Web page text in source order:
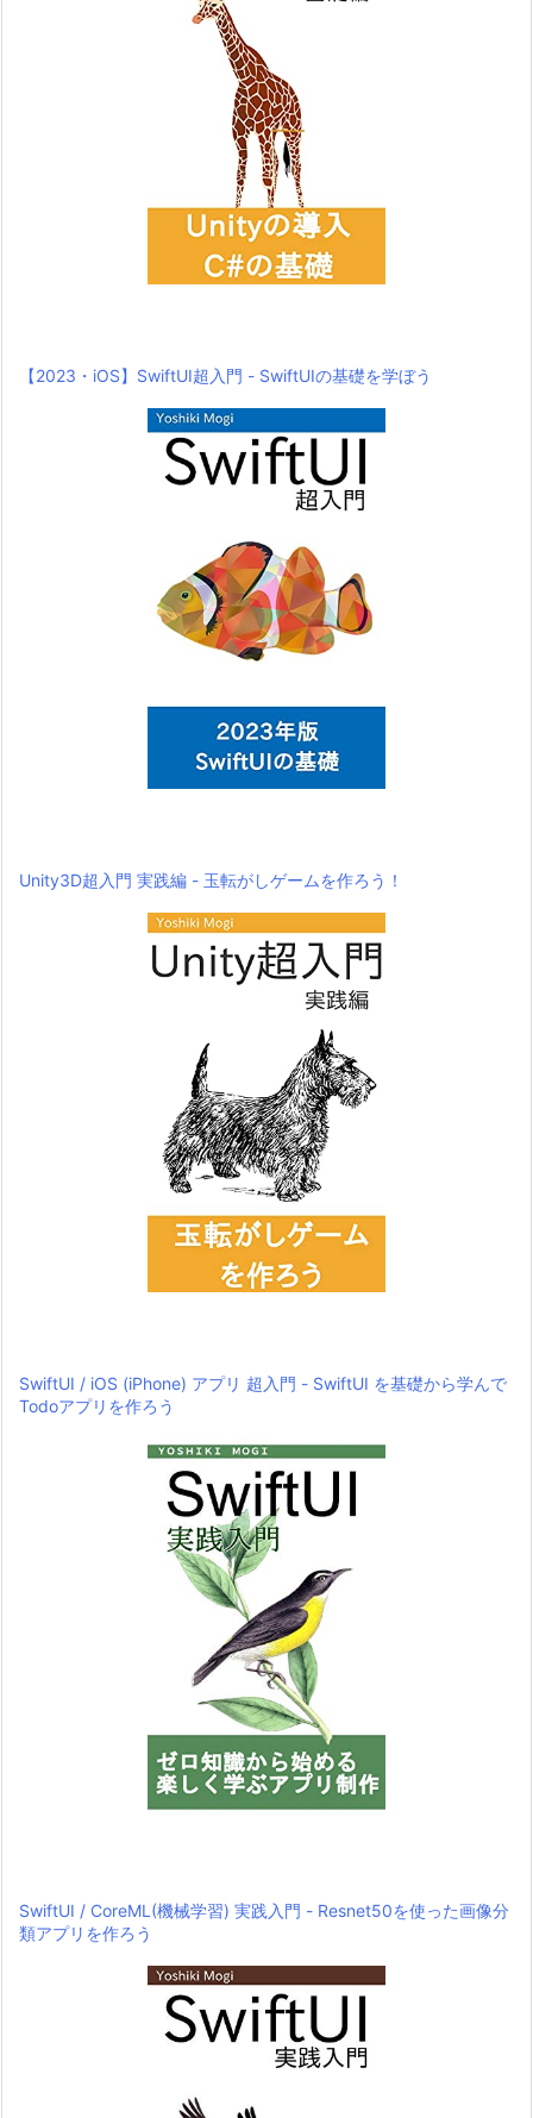
【2023・iOS】SwiftUI超入門 - SwiftUIの基礎を学ぼう
Unity3D超入門 実践編 - 玉転がしゲームを作ろう！
SwiftUI / iOS (iPhone) アプリ 超入門 - SwiftUI を基礎から学んで
Todoアプリを作ろう
SwiftUI / CoreML(機械学習) 実践入門 - Resnet50を使った画像分
類アプリを作ろう